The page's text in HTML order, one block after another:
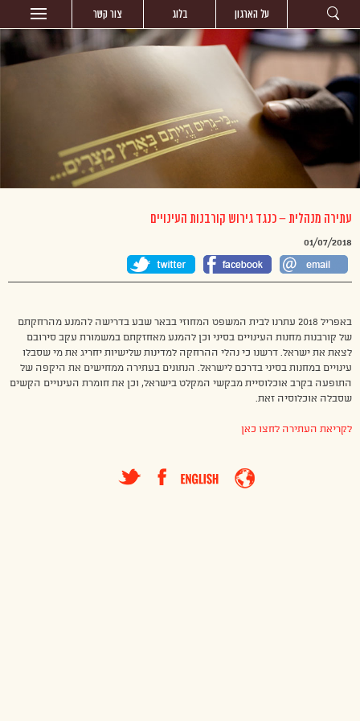
על הארגון בלוג צור קשר
עתירה מנהלית – כנגד גירוש קורבנות העינויים
01/07/2018
באפריל 2018 עתרנו לבית המשפט המחוזי בבאר שבע בדרישה להמנע מהרחקתם
של קורבנות מחנות העינויים בסיני וכן להמנע מאחזקתם במשמורת עקב סירובם
לצאת את ישראל. דרשנו כי נהלי ההרחקה למדינות שלישיות יחריג את מי שסבלו
עינויים במחנות בסיני בדרכם לישראל. הנתונים בעתירה ממחישים את היקפה של
התופעה בקרב אוכלוסיית מבקשי המקלט בישראל, וכן את חומרת העינויים הקשים
שסבלה אוכלוסיה זאת.
לקריאת העתירה לחצו כאן